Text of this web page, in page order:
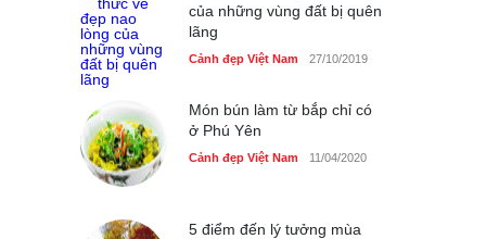
Bún cá thố và bánh canh
cốt dừa miền Tây ở Sài Gòn
Cảnh đẹp Việt Nam 24/04/2020
Những món ăn đồng quê
dân dã ở Sài Gòn
Cảnh đẹp Việt Nam 25/04/2020
nhà giáo tại Đầm Sen
của những vùng đất bị quên
lãng
Cảnh đẹp Việt Nam 27/10/2019
Món bún làm từ bắp chỉ có
ở Phú Yên
Cảnh đẹp Việt Nam 11/04/2020
5 điểm đến lý tưởng mùa